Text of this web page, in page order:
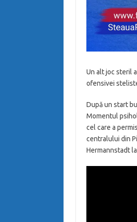
Un alt joc steril
ofensivei
După un start
Momentul
cel care a
centralului din
Hermannstadt